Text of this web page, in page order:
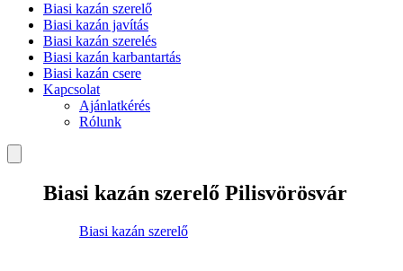
Biasi kazán szerelő
Biasi kazán javítás
Biasi kazán szerelés
Biasi kazán karbantartás
Biasi kazán csere
Kapcsolat
Ajánlatkérés
Rólunk
Biasi kazán szerelő Pilisvörösvár
Biasi kazán szerelő